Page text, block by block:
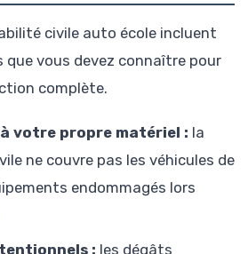
civile auto école incluent
que vous devez connaître pour
complète.
à votre propre matériel : la
ne couvre pas les véhicules de
endommagés lors
: les dégâts